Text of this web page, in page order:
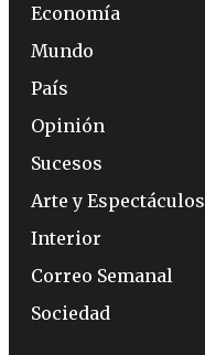
Economía
Mundo
País
Opinión
Sucesos
Arte y Espectáculos
Interior
Correo Semanal
Sociedad